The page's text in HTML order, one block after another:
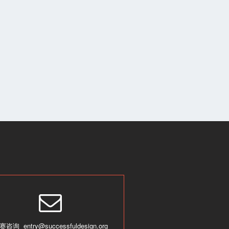
咨询 entry@successfuldesign.org